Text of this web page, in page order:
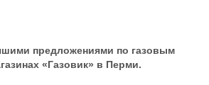
предложениями по газовым
«Газовик» в Перми.